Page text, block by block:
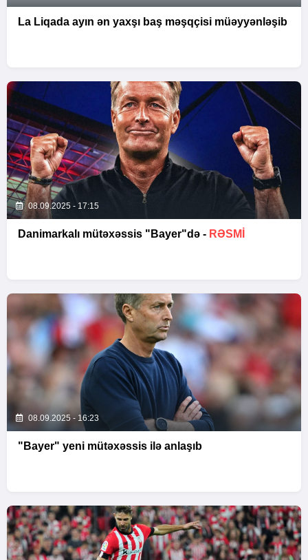
La Liqada ayın ən yaxşı baş məşqçisi müəyyənləşib
08.09.2025 - 17:15
Danimarkalı mütəxəssis "Bayer"də - RƏSMI
08.09.2025 - 16:23
"Bayer" yeni mütəxəssis ilə anlaşıb